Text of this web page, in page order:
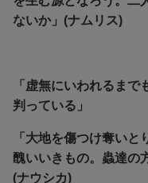
ないか」(ナムリス)
「虚無にいわれるま
判っている」
「大地を傷つけ奪い
醜いいきもの。蟲達の
(ナウシカ)